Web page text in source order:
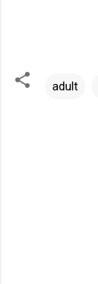
adult